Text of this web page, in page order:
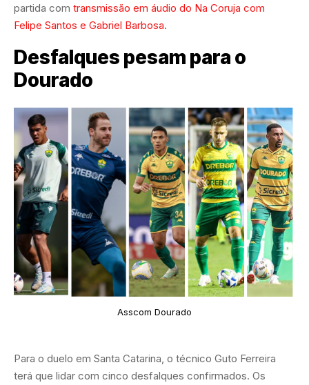
partida com transmissão em áudio do Na Coruja com
Felipe Santos e Gabriel Barbosa.
Desfalques pesam para o
Dourado
Asscom Dourado
Para o duelo em Santa Catarina, o técnico Guto Ferreira
terá que lidar com cinco desfalques confirmados. Os